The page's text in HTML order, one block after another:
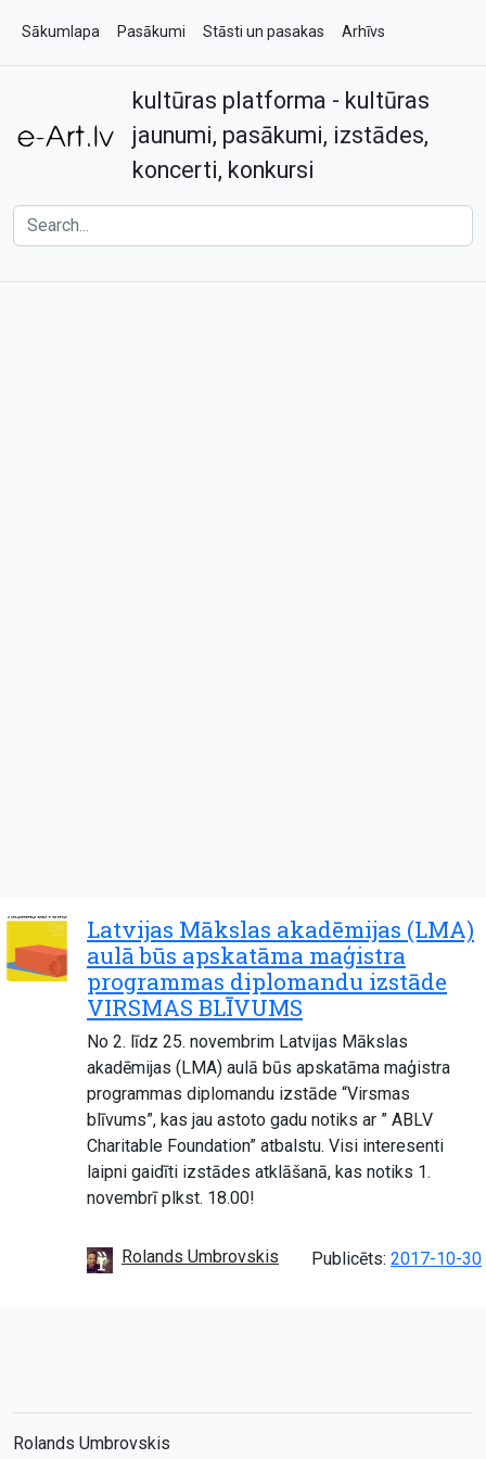
Sākumlapa Pasākumi Stāsti un pasakas Arhīvs
Kontakti
kultūras platforma - kultūras
jaunumi, pasākumi, izstādes,
koncerti, konkursi
Latvijas Mākslas akadēmijas (LMA)
aulā būs apskatāma maģistra
programmas diplomandu izstāde
VIRSMAS BLĪVUMS
No 2. līdz 25. novembrim Latvijas Mākslas
akadēmijas (LMA) aulā būs apskatāma maģistra
programmas diplomandu izstāde “Virsmas
blīvums”, kas jau astoto gadu notiks ar ” ABLV
Charitable Foundation” atbalstu. Visi interesenti
laipni gaidīti izstādes atklāšanā, kas notiks 1.
novembrī plkst. 18.00!
Rolands Umbrovskis Publicēts: 2017-10-30
Rolands Umbrovskis